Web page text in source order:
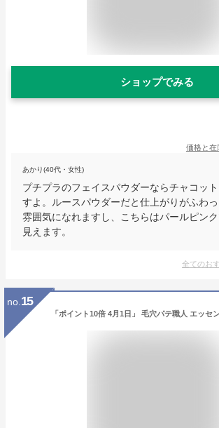
ショップでみる
価格と在
あかり(40代・女性)
プチプラのフェイスパウダーならチャコッ
すよ。ルースパウダーだと仕上がりがふわ
雰囲気になれますし、こちらはパールピンク
見えます。
全てのお
no. 15